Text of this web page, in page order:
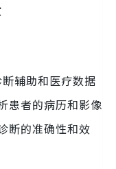
辅助和医疗数据
患者的病历和影像
断的准确性和效